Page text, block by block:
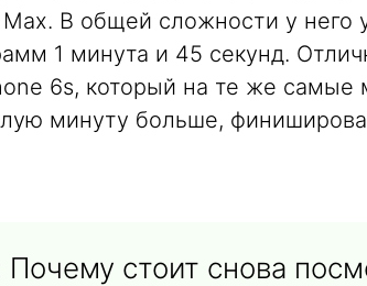
В общей сложности у него
1 минута и 45 секунд.
6s, который на те же самые
минуту больше,
Почему стоит снова